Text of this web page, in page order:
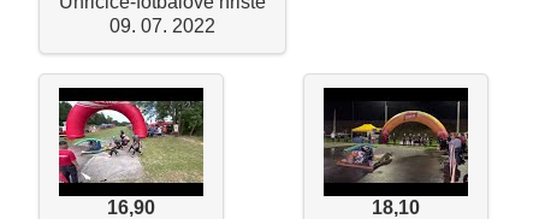
09. 07. 2022
16,90
18,10